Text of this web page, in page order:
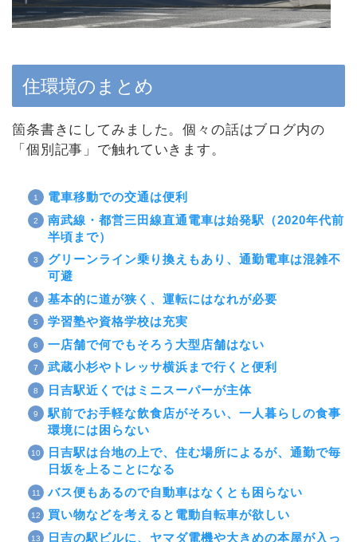
住環境のまとめ
箇条書きにしてみました。個々の話はブログ内の
「個別記事」で触れていきます。
電車移動での交通は便利
南武線・都営三田線直通電車は始発駅（2020年代前
半頃まで）
グリーンライン乗り換えもあり、通勤電車は混雑不
可避
基本的に道が狭く、運転にはなれが必要
学習塾や資格学校は充実
一店舗で何でもそろう大型店舗はない
武蔵小杉やトレッサ横浜まで行くと便利
日吉駅近くではミニスーパーが主体
駅前でお手軽な飲食店がそろい、一人暮らしの食事
環境には困らない
日吉駅は台地の上で、住む場所によるが、通勤で毎
日坂を上ることになる
バス便もあるので自動車はなくとも困らない
買い物などを考えると電動自転車が欲しい
日吉の駅ビルに、ヤマダ電機や大きめの本屋が入っ